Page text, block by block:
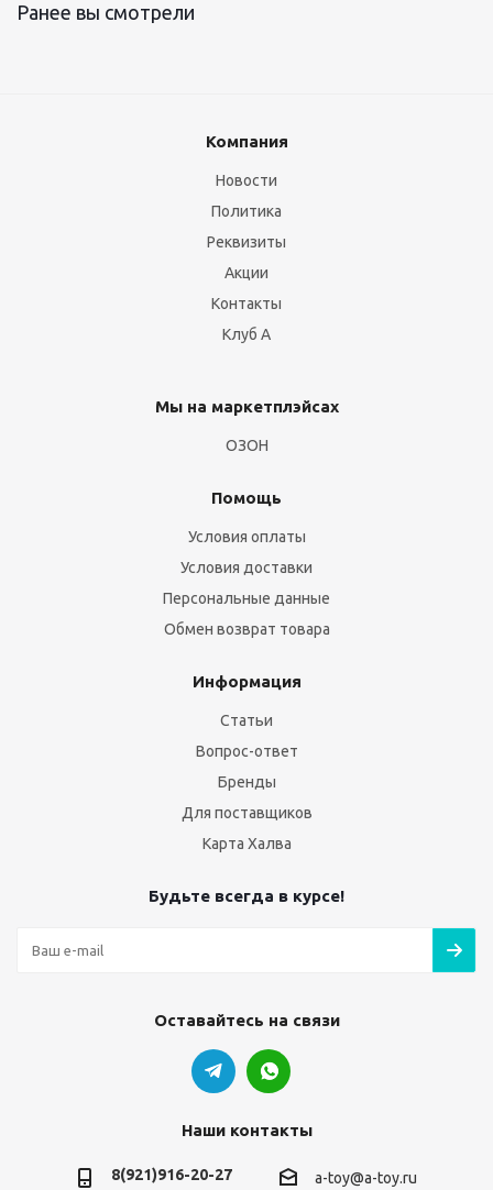
Ранее вы смотрели
Компания
Новости
Политика
Реквизиты
Акции
Контакты
Клуб А
Мы на маркетплэйсах
ОЗОН
Помощь
Условия оплаты
Условия доставки
Персональные данные
Обмен возврат товара
Информация
Статьи
Вопрос-ответ
Бренды
Для поставщиков
Карта Халва
Будьте всегда в курсе!
Оставайтесь на связи
Наши контакты
8(921)916-20-27 a-toy@a-toy.ru